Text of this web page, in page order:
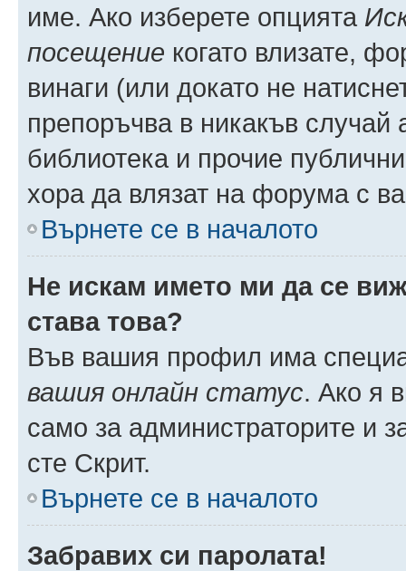
име. Ако изберете опцията
посещение когато влизате,
винаги (или докато не
препоръчва в никакъв случай
библиотека и прочие
хора да влязат на форума с
Върнете се в началото
Не искам името ми да се
става това?
Във вашия профил има
вашия онлайн статус. Ако я
само за администраторите и
сте Скрит.
Върнете се в началото
Забравих си паролата!